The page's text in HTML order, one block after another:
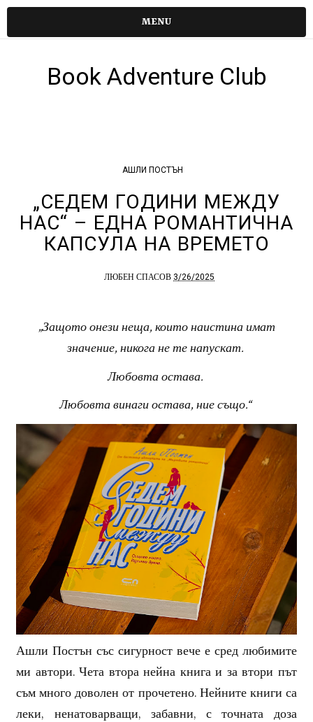
MENU
Book Adventure Club
АШЛИ ПОСТЪН
„СЕДЕМ ГОДИНИ МЕЖДУ
НАС“ – ЕДНА РОМАНТИЧНА
КАПСУЛА НА ВРЕМЕТО
ЛЮБЕН СПАСОВ 3/26/2025
„Защото онези неща, които наистина имат
значение, никога не те напускат.
Любовта остава.
Любовта винаги остава, ние също.“
Ашли Постън със сигурност вече е сред любимите
ми автори. Чета втора нейна книга и за втори път
съм много доволен от прочетено. Нейните книги са
леки, ненатоварващи, забавни, с точната доза